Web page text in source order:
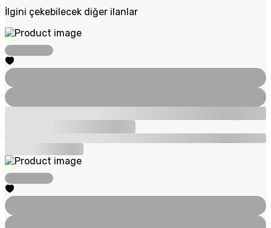
İlgini çekebilecek diğer ilanlar